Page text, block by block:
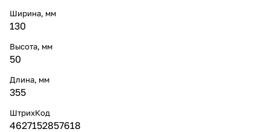
Ширина, мм
130
Высота, мм
50
Длина, мм
355
ШтрихКод
4627152857618